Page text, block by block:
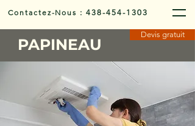
Contactez-Nous :438-454-1303
PAPINEAU
Devis gratuit